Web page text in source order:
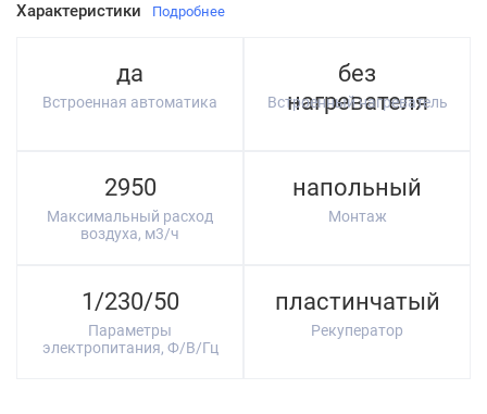
Характеристики Подробнее
да
Встроенная автоматика
без
нагревателя
Встроенный нагреватель
2950
Максимальный расход
воздуха, м3/ч
напольный
Монтаж
1/230/50
Параметры
электропитания, Ф/В/Гц
пластинчатый
Рекуператор